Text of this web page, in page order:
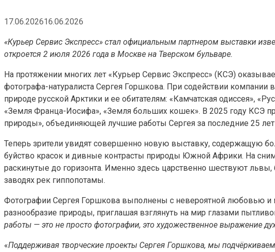
17.06.202616.06.2026
«Курьер Сервис Экспресс» стал официальным партнером выставки
откроется 2 июля 2026 года в Москве на Тверском бульваре.
На протяжении многих лет «Курьер Сервис Экспресс» (КСЭ)
фотографа-натуралиста Сергея Горшкова. При содействии
природе русской Арктики и ее обитателям: «Камчатская одиссея»,
«Земля Франца-Иосифа», «Земля больших кошек». В 2025 году КСЭ
природы», объединяющей лучшие работы Сергея за последние 25 лет
Теперь зрители увидят совершенно новую выставку, содержащую
буйство красок и дивные контрасты природы Южной Африки. На
раскинутые до горизонта. Именно здесь царственно шествуют
заводях рек гиппопотамы.
Фотографии Сергея Горшкова выполнены с невероятной любовью
разнообразие природы, приглашая взглянуть на мир глазами
работы — это не просто фотографии, это художественное выражение
«Поддерживая творческие проекты Сергея Горшкова, мы